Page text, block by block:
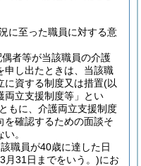
に至った職員に対する意
者等が当該職員の介護
申し出たときは、当該職
に資する制度又は措置(以
両立支援制度等」とい
もに、介護両立支援制度
を確認するための面談そ
。
職員が40歳に達した日
月31日までをいう。)にお